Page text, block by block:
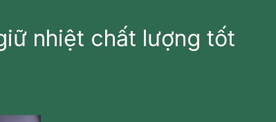
nhiệt chất lượng tốt